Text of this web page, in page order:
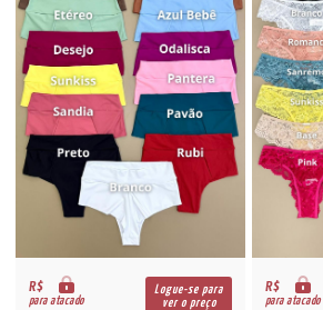
R$
para atacado
Logue-se para
ver o preço
R$
para atacado